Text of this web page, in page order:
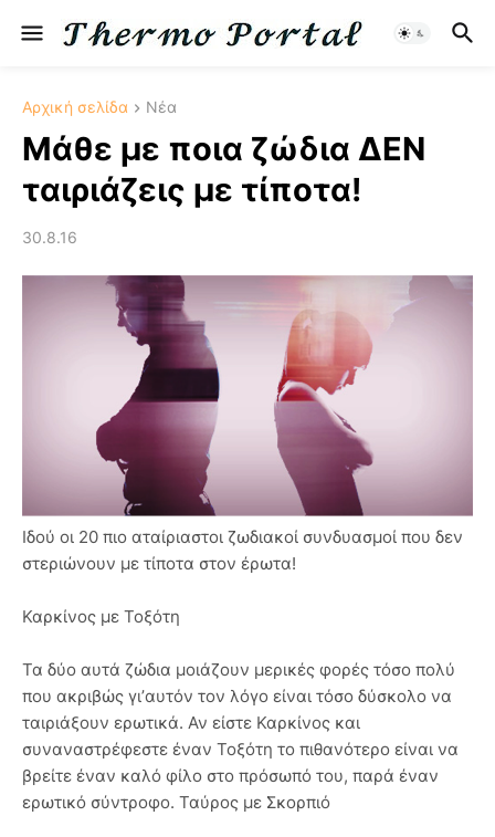
Αρχική σελίδα Νέα
Μάθε με ποια ζώδια ΔΕΝ
ταιριάζεις με τίποτα!
30.8.16
Ιδού οι 20 πιο αταίριαστοι ζωδιακοί συνδυασμοί που δεν
στεριώνουν με τίποτα στον έρωτα!
Καρκίνος με Τοξότη
Τα δύο αυτά ζώδια μοιάζουν μερικές φορές τόσο πολύ
που ακριβώς γι’αυτόν τον λόγο είναι τόσο δύσκολο να
ταιριάξουν ερωτικά. Αν είστε Καρκίνος και
συναναστρέφεστε έναν Τοξότη το πιθανότερο είναι να
βρείτε έναν καλό φίλο στο πρόσωπό του, παρά έναν
ερωτικό σύντροφο. Ταύρος με Σκορπιό